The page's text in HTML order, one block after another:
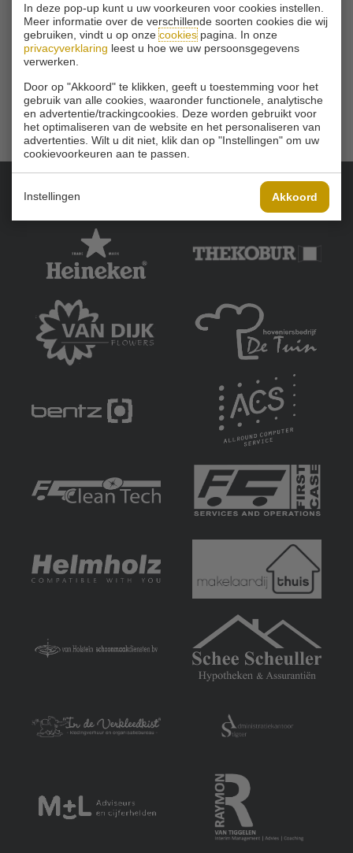
In deze pop-up kunt u uw voorkeuren voor cookies instellen.
Meer informatie over de verschillende soorten cookies die wij
gebruiken, vindt u op onzecookiespagina. In onze
privacyverklaring leest u hoe we uw persoonsgegevens
verwerken.
Door op "Akkoord" te klikken, geeft u toestemming voor het
gebruik van alle cookies, waaronder functionele, analytische
en advertentie/trackingcookies. Deze worden gebruikt voor
het optimaliseren van de website en het personaliseren van
advertenties. Wilt u dit niet, klik dan op "Instellingen" om uw
cookievoorkeuren aan te passen.
Instellingen Akkoord
© 2026 Golfbaan Schinkelshoek
Zuidbuurt 79 - 3132 KA Vlaardingen|
Tel010 - 460 21 39
Email info@golfbaanschinkelshoek.nl